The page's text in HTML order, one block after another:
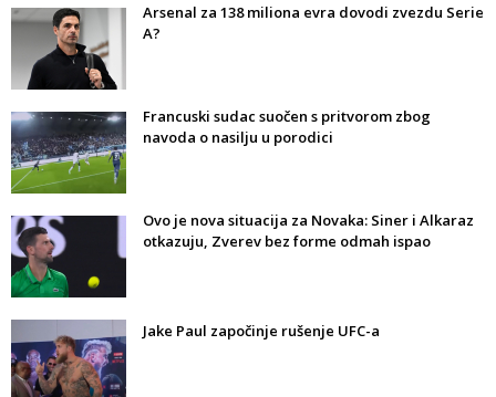
Arsenal za 138 miliona evra dovodi zvezdu Serie
A?
Francuski sudac suočen s pritvorom zbog
navoda o nasilju u porodici
Ovo je nova situacija za Novaka: Siner i Alkaraz
otkazuju, Zverev bez forme odmah ispao
Jake Paul započinje rušenje UFC-a